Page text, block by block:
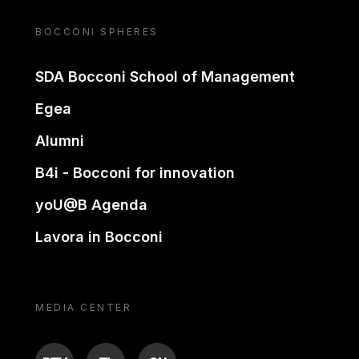
BOCCONI SPHERES
SDA Bocconi School of Management
Egea
Alumni
B4i - Bocconi for innovation
yoU@B Agenda
Lavora in Bocconi
MEDIA CENTER
BTV TL ON